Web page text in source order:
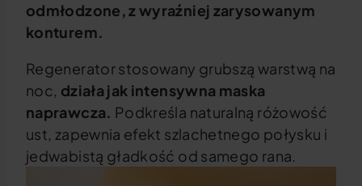
odmłodzone, z wyraźniej zarysowanym
konturem.
Regenerator stosowany grubszą warstwą na
noc, działa jak intensywna maska
naprawcza. Podkreśla naturalną różowość
ust, zapewnia efekt szlachetnego połysku i
jedwabistą gładkość od samego rana.